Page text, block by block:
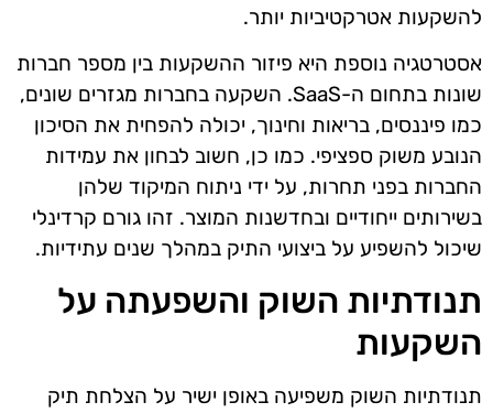
להשקעות אטרקטיביות יותר.
אסטרטגיה נוספת היא פיזור ההשקעות בין מספר חברות
שונות בתחום ה-SaaS. השקעה בחברות מגזרים שונים,
כמו פיננסים, בריאות וחינוך, יכולה להפחית את הסיכון
הנובע משוק ספציפי. כמו כן, חשוב לבחון את עמידות
החברות בפני תחרות, על ידי ניתוח המיקוד שלהן
בשירותים ייחודיים ובחדשנות המוצר. זהו גורם קרדינלי
שיכול להשפיע על ביצועי התיק במהלך שנים עתידיות.
תנודתיות השוק והשפעתה על
השקעות
תנודתיות השוק משפיעה באופן ישיר על הצלחת תיק